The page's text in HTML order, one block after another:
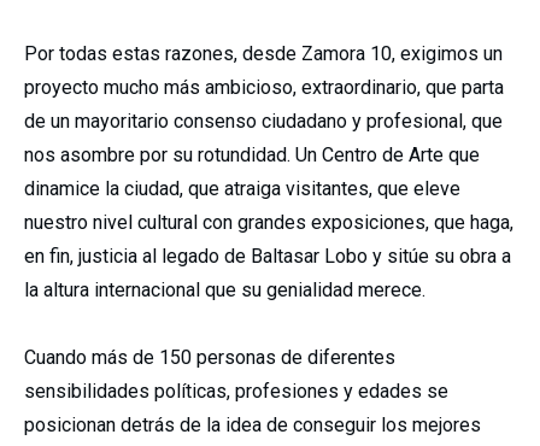
Por todas estas razones, desde Zamora 10, exigimos un
proyecto mucho más ambicioso, extraordinario, que parta
de un mayoritario consenso ciudadano y profesional, que
nos asombre por su rotundidad. Un Centro de Arte que
dinamice la ciudad, que atraiga visitantes, que eleve
nuestro nivel cultural con grandes exposiciones, que haga,
en fin, justicia al legado de Baltasar Lobo y sitúe su obra a
la altura internacional que su genialidad merece.
Cuando más de 150 personas de diferentes
sensibilidades políticas, profesiones y edades se
posicionan detrás de la idea de conseguir los mejores